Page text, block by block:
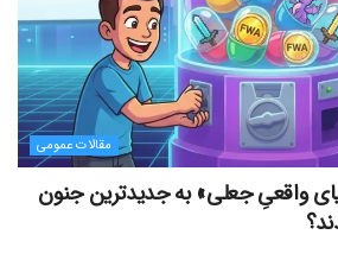
مقالات عمومی
واقعیِ جعلی» به جدیدترین جنون